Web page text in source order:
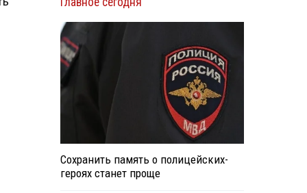
Сохранить память о полицейских-
героях станет проще